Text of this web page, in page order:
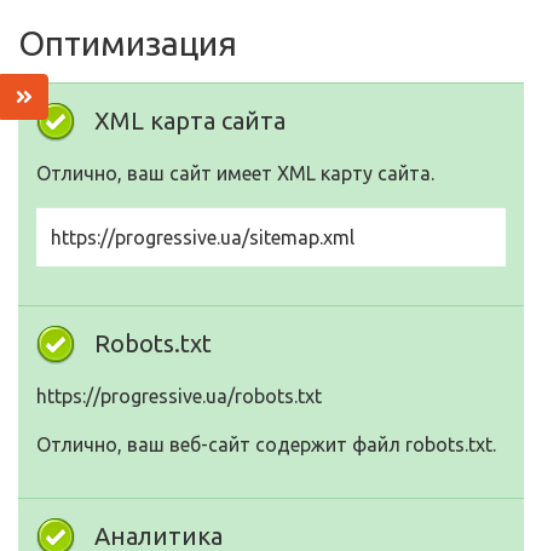
Оптимизация
XML карта сайта
Отлично, ваш сайт имеет XML карту сайта.
https://progressive.ua/sitemap.xml
Robots.txt
https://progressive.ua/robots.txt
Отлично, ваш веб-сайт содержит файл robots.txt.
Аналитика